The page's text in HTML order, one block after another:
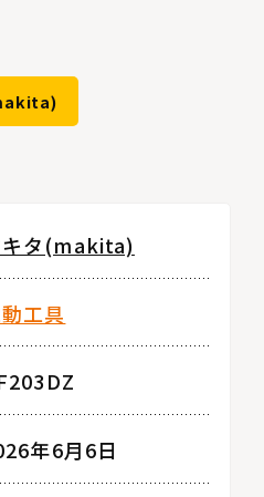
タ(makita)
工具
年6月6日